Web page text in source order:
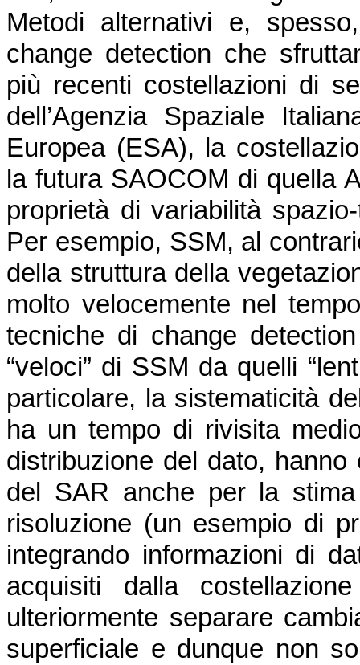
Metodi alternativi e,
change detection che
più recenti costellazioni di
dell’Agenzia Spaziale
Europea (ESA), la
la futura SAOCOM di quella
proprietà di variabilità
Per esempio, SSM, al
della struttura della
molto velocemente nel
tecniche di change
“veloci” di SSM da quelli
particolare, la sistematicità
ha un tempo di rivisita
distribuzione del dato, hanno
del SAR anche per la
risoluzione (un esempio di
integrando informazioni di
acquisiti dalla
ulteriormente separare
superficiale e dunque non